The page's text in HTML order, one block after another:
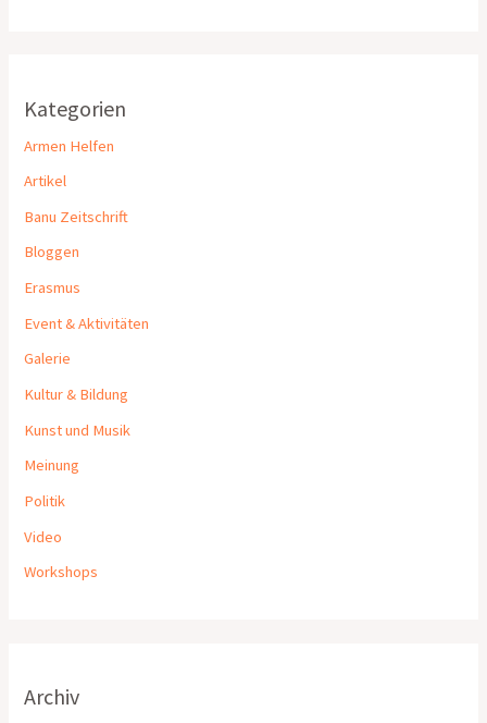
Kategorien
Armen Helfen
Artikel
Banu Zeitschrift
Bloggen
Erasmus
Event & Aktivitäten
Galerie
Kultur & Bildung
Kunst und Musik
Meinung
Politik
Video
Workshops
Archiv